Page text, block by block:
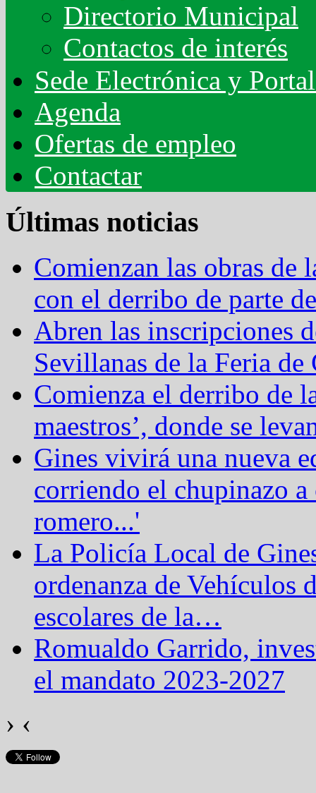
Directorio Municipal
Contactos de interés
Sede Electrónica y
Agenda
Ofertas de empleo
Contactar
Últimas noticias
Comienzan las obras de
con el derribo de parte
Abren las inscripciones
Sevillanas de la Feria de
Comienza el derribo de
maestros’, donde se
Gines vivirá una nueva
corriendo el chupinazo a
romero...'
La Policía Local de
ordenanza de
escolares de la…
Romualdo Garrido,
el mandato 2023-2027
› ‹